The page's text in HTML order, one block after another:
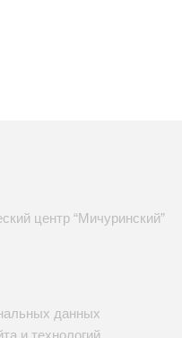
центр “Мичуринский”
данных
и технологий